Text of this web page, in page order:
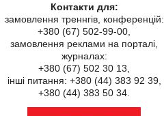
Контакти для:
замовлення треннгів, конференцій:
+380 (67) 502-99-00,
замовлення реклами на порталі,
журналах:
+380 (67) 502 30 13,
інші питання: +380 (44) 383 92 39,
+380 (44) 383 50 34.